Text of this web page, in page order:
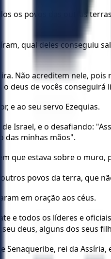
os povos das outras
qual deles conseguiu
Não acreditem nele,
deus de vocês conseguirá
e ao seu servo Ezequias.
Israel, e o desafiando:
das minhas mãos".
que estava sobre o
povos da terra, que
em oração aos céus.
e todos os líderes e
deus, alguns dos seus
Senaqueribe, rei da